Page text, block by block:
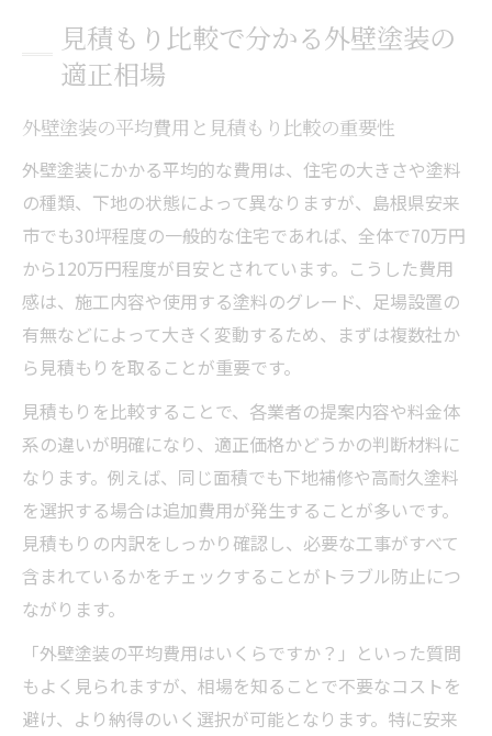
見積もり比較で分かる外壁塗装の
適正相場
外壁塗装の平均費用と見積もり比較の重要性
外壁塗装にかかる平均的な費用は、住宅の大きさや塗料
の種類、下地の状態によって異なりますが、島根県安来
市でも30坪程度の一般的な住宅であれば、全体で70万円
から120万円程度が目安とされています。こうした費用
感は、施工内容や使用する塗料のグレード、足場設置の
有無などによって大きく変動するため、まずは複数社か
ら見積もりを取ることが重要です。
見積もりを比較することで、各業者の提案内容や料金体
系の違いが明確になり、適正価格かどうかの判断材料に
なります。例えば、同じ面積でも下地補修や高耐久塗料
を選択する場合は追加費用が発生することが多いです。
見積もりの内訳をしっかり確認し、必要な工事がすべて
含まれているかをチェックすることがトラブル防止につ
ながります。
「外壁塗装の平均費用はいくらですか？」といった質問
もよく見られますが、相場を知ることで不要なコストを
避け、より納得のいく選択が可能となります。特に安来